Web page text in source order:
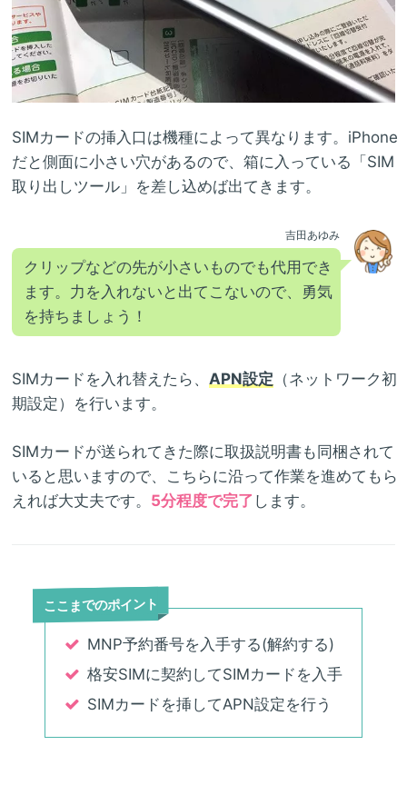
SIMカードの挿入口は機種によって異なります。iPhone
だと側面に小さい穴があるので、箱に入っている「SIM
取り出しツール」を差し込めば出てきます。
吉田あゆみ
クリップなどの先が小さいものでも代用でき
ます。力を入れないと出てこないので、勇気
を持ちましょう！
SIMカードを入れ替えたら、 APN設定 （ネットワーク初
期設定）を行います。
SIMカードが送られてきた際に取扱説明書も同梱されて
いると思いますので、こちらに沿って作業を進めてもら
えれば大丈夫です。 5分程度で完了 します。
ここまでのポイント
MNP予約番号を入手する(解約する)
格安SIMに契約してSIMカードを入手
SIMカードを挿してAPN設定を行う